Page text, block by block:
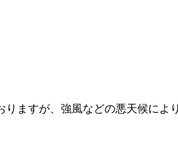
ますが、強風などの悪天候によ